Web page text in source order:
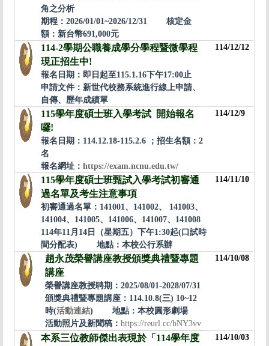
角之分析
期程：2026/01/01~2026/12/31 核定金
額：新台幣691,000元
114-2學期公職養成學分學程暨微學程
現正招生中!
報名日期：即日起至115.1.16下午17:00止
申請文件：新世代校務系統進行線上申請、
自傳、歷年成績單
114/12/12
115學年度碩士班入學考試 開始報名
囉!
報名日期：114.12.18-115.2.6 ；招生名額：2
名
報名網址：https://exam.ncnu.edu.tw/
114/12/9
115學年度碩士班甄試入學考試初審通
過名單及考生注意事項
初審通過名單：141001、141002、 141003、
141004、141005、141006、141007、141008
114年11月14日（星期五）下午1:30起( 口試時
間分配表) 地點：本校公行系辦
114/11/10
趙永茂榮譽講座教授頒獎典禮暨專題
講座
榮譽講座教授聘期：2025/08/01-2028/07/31
頒獎典禮暨專題講座：114.10.8(三) 10~12
時(活動連結) 地點：本校圓形劇場
活動照片及新聞稿：https://reurl.cc/bNY3vv
114/10/08
本系三位教師傑出表現於「114學年度
114/10/03